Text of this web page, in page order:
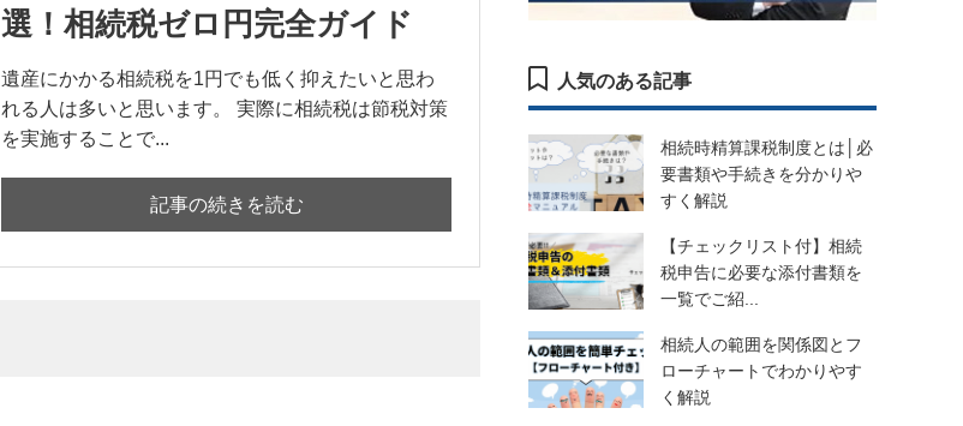
選！相続税ゼロ円完全ガイド
遺産にかかる相続税を1円でも低く抑えたいと思わ
れる人は多いと思います。 実際に相続税は節税対策
を実施することで...
記事の続きを読む
人気のある記事
相続時精算課税制度とは│必
要書類や手続きを分かりや
すく解説
【チェックリスト付】相続
税申告に必要な添付書類を
一覧でご紹...
相続人の範囲を関係図とフ
ローチャートでわかりやす
く解説